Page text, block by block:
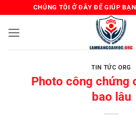
nội
CHÚNG TÔI Ở ĐÂY ĐỂ GIÚP
TIN TỨC ORG
Photo công chứng
bao lâu